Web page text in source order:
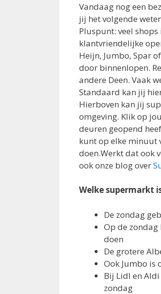
Vandaag nog een
jij het volgende
Pluspunt: veel
klantvriendelijke
Heijn, Jumbo, Spar
door binnenlopen.
andere Deen. Vaak
Standaard kan jij
Hierboven kan jij
omgeving. Klik op
deuren geopend
kunt op elke minuut
doen.Werkt dat ook
ook onze blog over
Welke supermarkt
De zondag
Op de
doen
De grotere
Ook Jumbo is
Bij Lidl en
zondag